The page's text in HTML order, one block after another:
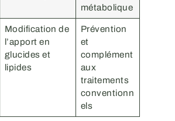
métabolique
Modification de
l’apport en
glucides et
lipides
Prévention
et
complément
aux
traitements
conventionn
els